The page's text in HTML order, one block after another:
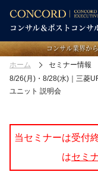
コンサル業界か
ホーム セミナー情報
8/26(月)・8/28(水)｜三菱
ユニット 説明会
当セミナーは受付
はセミ